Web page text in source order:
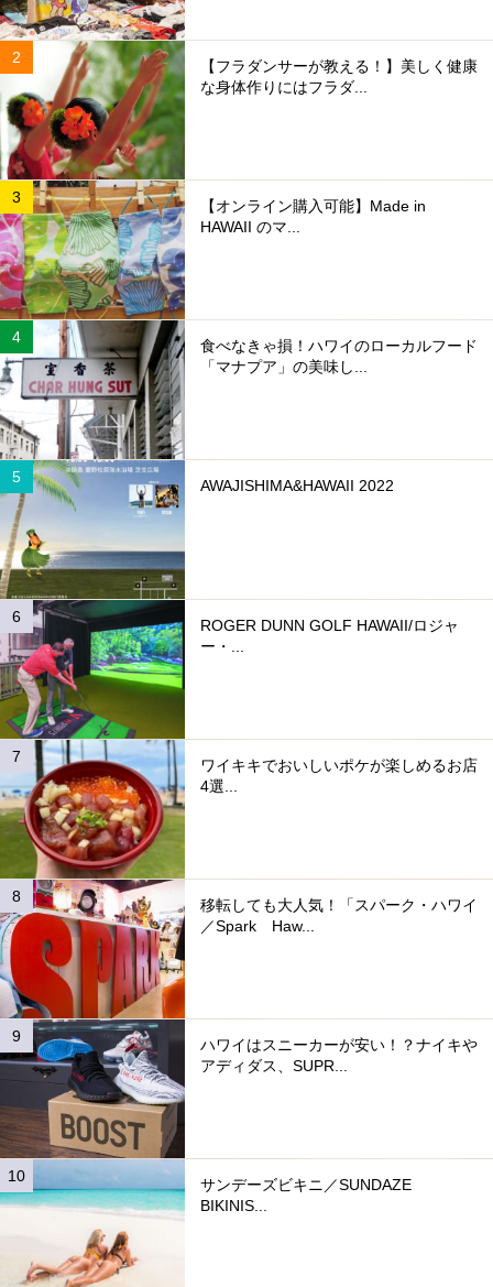
【フラダンサーが教える！】美しく健康
な身体作りにはフラダ...
【オンライン購入可能】Made in
HAWAII のマ...
食べなきゃ損！ハワイのローカルフード
「マナプア」の美味し...
AWAJISHIMA&HAWAII 2022
ROGER DUNN GOLF HAWAII/ロジャ
ー・...
ワイキキでおいしいポケが楽しめるお店
4選...
移転しても大人気！「スパーク・ハワイ
／Spark Haw...
ハワイはスニーカーが安い！？ナイキや
アディダス、SUPR...
サンデーズビキニ／SUNDAZE
BIKINIS...